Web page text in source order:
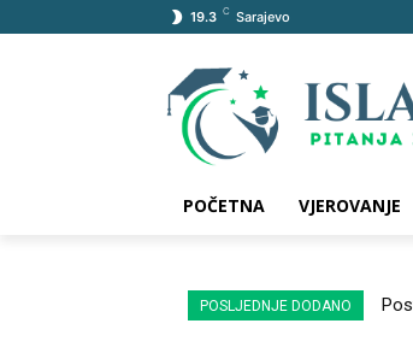
19.3 C Sarajevo
POČETNA VJEROVANJE
POSLJEDNJE DODANO